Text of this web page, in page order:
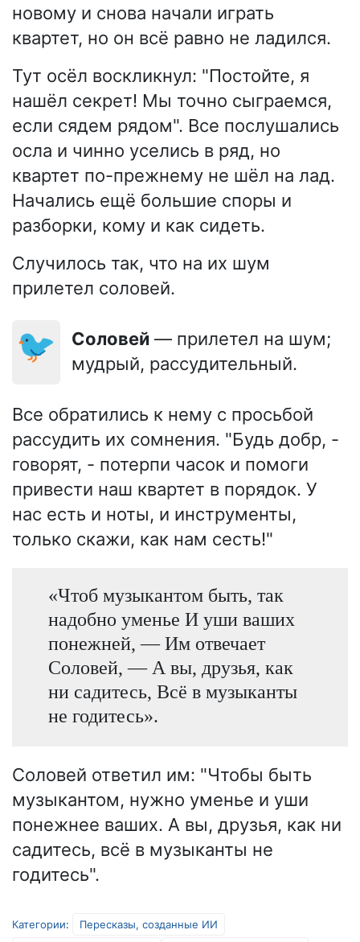
новому и снова начали играть
квартет, но он всё равно не ладился.
Тут осёл воскликнул: "Постойте, я
нашёл секрет! Мы точно сыграемся,
если сядем рядом". Все послушались
осла и чинно уселись в ряд, но
квартет по-прежнему не шёл на лад.
Начались ещё большие споры и
разборки, кому и как сидеть.
Случилось так, что на их шум
прилетел соловей.
🐦 Соловей — прилетел на шум;
мудрый, рассудительный.
Все обратились к нему с просьбой
рассудить их сомнения. "Будь добр, -
говорят, - потерпи часок и помоги
привести наш квартет в порядок. У
нас есть и ноты, и инструменты,
только скажи, как нам сесть!"
«Чтоб музыкантом быть, так
надобно уменье И уши ваших
понежней, — Им отвечает
Соловей, — А вы, друзья, как
ни садитесь, Всё в музыканты
не годитесь».
Соловей ответил им: "Чтобы быть
музыкантом, нужно уменье и уши
понежнее ваших. А вы, друзья, как ни
садитесь, всё в музыканты не
годитесь".
Категории:
Пересказы, созданные ИИ